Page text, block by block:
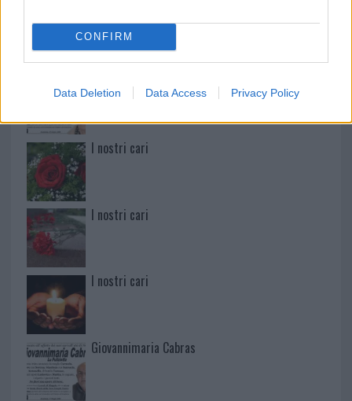
CONFIRM
Data Deletion Data Access Privacy Policy
I nostri cari
I nostri cari
I nostri cari
Giovannimaria Cabras